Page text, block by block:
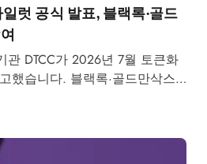
럿 공식 발표, 블랙록·골드
관 DTCC가 2026년 7월 토큰화
했습니다. 블랙록·골드만삭스
장 구조 변화가 본격화됩니다.